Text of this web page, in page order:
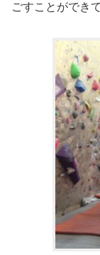
ごすことができ